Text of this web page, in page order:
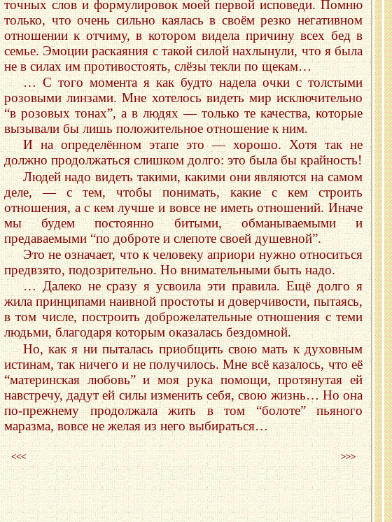
точных слов и формулировок моей первой исповеди. Помню
только, что очень сильно каялась в своём резко негативном
отношении к отчиму, в котором видела причину всех бед в
семье. Эмоции раскаяния с такой силой нахлынули, что я была
не в силах им противостоять, слёзы текли по щекам…
… С того момента я как будто надела очки с толстыми
розовыми линзами. Мне хотелось видеть мир исключительно
“в розовых тонах”, а в людях — только те качества, которые
вызывали бы лишь положительное отношение к ним.
И на определённом этапе это — хорошо. Хотя так не
должно продолжаться слишком долго: это была бы крайность!
Людей надо видеть такими, какими они являются на самом
деле, — с тем, чтобы понимать, какие с кем строить
отношения, а с кем лучше и вовсе не иметь отношений. Иначе
мы будем постоянно битыми, обманываемыми и
предаваемыми “по доброте и слепоте своей душевной”.
Это не означает, что к человеку априори нужно относиться
предвзято, подозрительно. Но внимательными быть надо.
… Далеко не сразу я усвоила эти правила. Ещё долго я
жила принципами наивной простоты и доверчивости, пытаясь,
в том числе, построить доброжелательные отношения с теми
людьми, благодаря которым оказалась бездомной.
Но, как я ни пыталась приобщить свою мать к духовным
истинам, так ничего и не получилось. Мне всё казалось, что её
“материнская любовь” и моя рука помощи, протянутая ей
навстречу, дадут ей силы изменить себя, свою жизнь… Но она
по-прежнему продолжала жить в том “болоте” пьяного
маразма, вовсе не желая из него выбираться…
<<< >>>